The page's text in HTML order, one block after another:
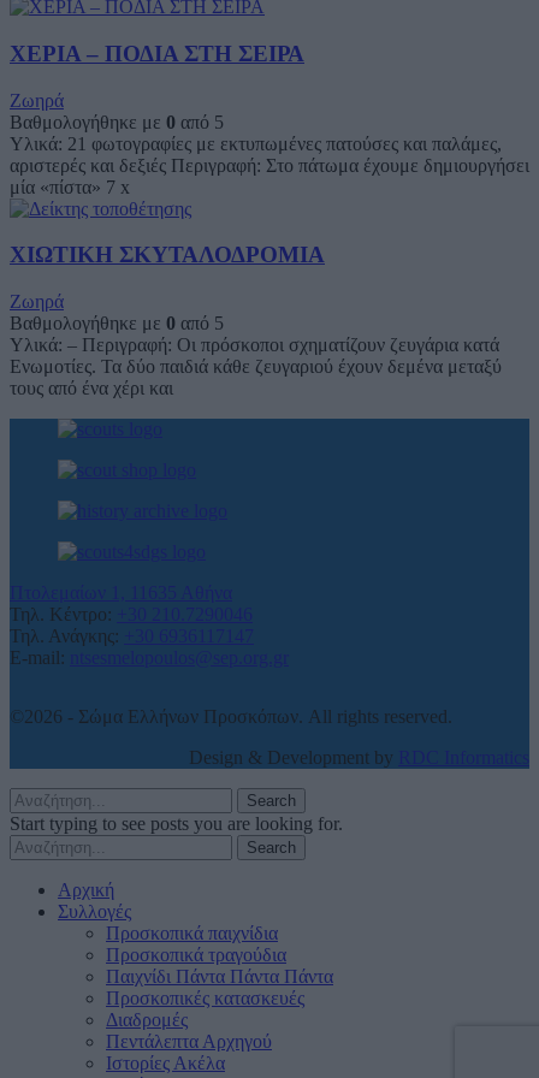
ΧΕΡΙΑ – ΠΟΔΙΑ ΣΤΗ ΣΕΙΡΑ
Ζωηρά
Βαθμολογήθηκε με 0 από 5
Υλικά: 21 φωτογραφίες με εκτυπωμένες πατούσες και παλάμες,
αριστερές και δεξιές Περιγραφή: Στο πάτωμα έχουμε δημιουργήσει
μία «πίστα» 7 x
ΧΙΩΤΙΚΗ ΣΚΥΤΑΛΟΔΡΟΜΙΑ
Ζωηρά
Βαθμολογήθηκε με 0 από 5
Υλικά: – Περιγραφή: Οι πρόσκοποι σχηματίζουν ζευγάρια κατά
Ενωμοτίες. Τα δύο παιδιά κάθε ζευγαριού έχουν δεμένα μεταξύ
τους από ένα χέρι και
Πτολεμαίων 1, 11635 Αθήνα
Τηλ. Κέντρο:
+30 210.7290046
Τηλ. Ανάγκης:
+30 6936117147
E-mail:
ntsesmelopoulos@sep.org.gr
©2026 - Σώμα Ελλήνων Προσκόπων. All rights reserved.
Design & Development by RDC Informatics
Search
Start typing to see posts you are looking for.
Search
Αρχική
Συλλογές
Προσκοπικά παιχνίδια
Προσκοπικά τραγούδια
Παιχνίδι Πάντα Πάντα Πάντα
Προσκοπικές κατασκευές
Διαδρομές
Πεντάλεπτα Αρχηγού
Ιστορίες Ακέλα